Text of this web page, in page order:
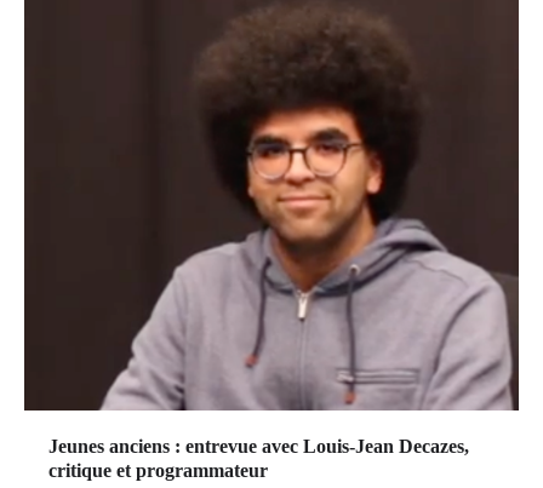
Jeunes anciens : entrevue avec Louis-Jean Decazes,
critique et programmateur